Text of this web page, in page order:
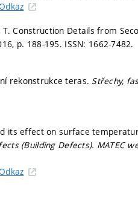
T. Construction Details from
p. 188-195. ISSN: 1662-7482.
rekonstrukce teras. Střechy,
its effect on surface
(Building Defects). MATEC